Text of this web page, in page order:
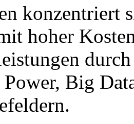
konzentriert
hoher
Big